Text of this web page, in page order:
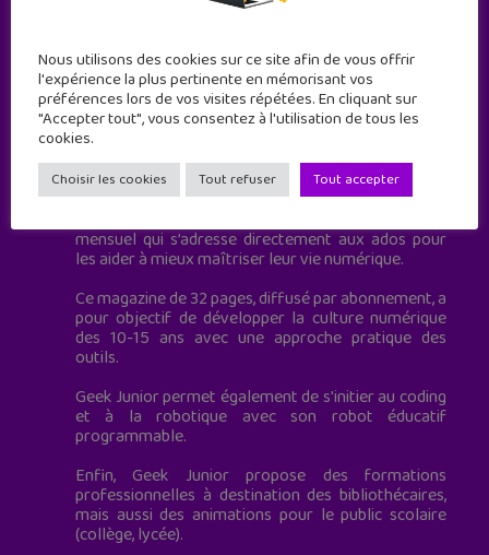
Geek Junior est le premier site de culture numérique
à destination des adolescents.
mensuel qui s’adresse directement aux ados pour
les aider à mieux maîtriser leur vie numérique.
Ce magazine de 32 pages, diffusé par abonnement, a
pour objectif de développer la culture numérique
des 10-15 ans avec une approche pratique des
outils.
Geek Junior permet également de s'initier au coding
et à la robotique avec son robot éducatif
programmable.
Enfin, Geek Junior propose des formations
professionnelles à destination des bibliothécaires,
mais aussi des animations pour le public scolaire
(collège, lycée).
Nous utilisons des cookies sur ce site afin de vous offrir
l'expérience la plus pertinente en mémorisant vos
préférences lors de vos visites répétées. En cliquant sur
"Accepter tout", vous consentez à l'utilisation de tous les
cookies.
Choisir les cookies Tout refuser Tout accepter